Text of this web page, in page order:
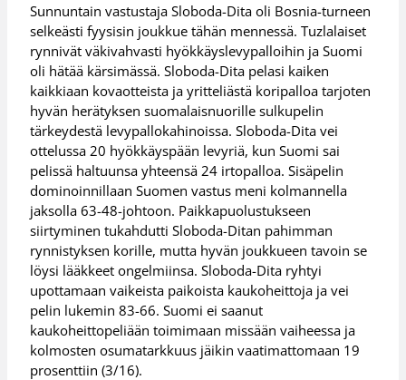
Sunnuntain vastustaja Sloboda-Dita oli Bosnia-turneen
selkeästi fyysisin joukkue tähän mennessä. Tuzlalaiset
rynnivät väkivahvasti hyökkäyslevypalloihin ja Suomi
oli hätää kärsimässä. Sloboda-Dita pelasi kaiken
kaikkiaan kovaotteista ja yritteliästä koripalloa tarjoten
hyvän herätyksen suomalaisnuorille sulkupelin
tärkeydestä levypallokahinoissa. Sloboda-Dita vei
ottelussa 20 hyökkäyspään levyriä, kun Suomi sai
pelissä haltuunsa yhteensä 24 irtopalloa. Sisäpelin
dominoinnillaan Suomen vastus meni kolmannella
jaksolla 63-48-johtoon. Paikkapuolustukseen
siirtyminen tukahdutti Sloboda-Ditan pahimman
rynnistyksen korille, mutta hyvän joukkueen tavoin se
löysi lääkkeet ongelmiinsa. Sloboda-Dita ryhtyi
upottamaan vaikeista paikoista kaukoheittoja ja vei
pelin lukemin 83-66. Suomi ei saanut
kaukoheittopeliään toimimaan missään vaiheessa ja
kolmosten osumatarkkuus jäikin vaatimattomaan 19
prosenttiin (3/16).